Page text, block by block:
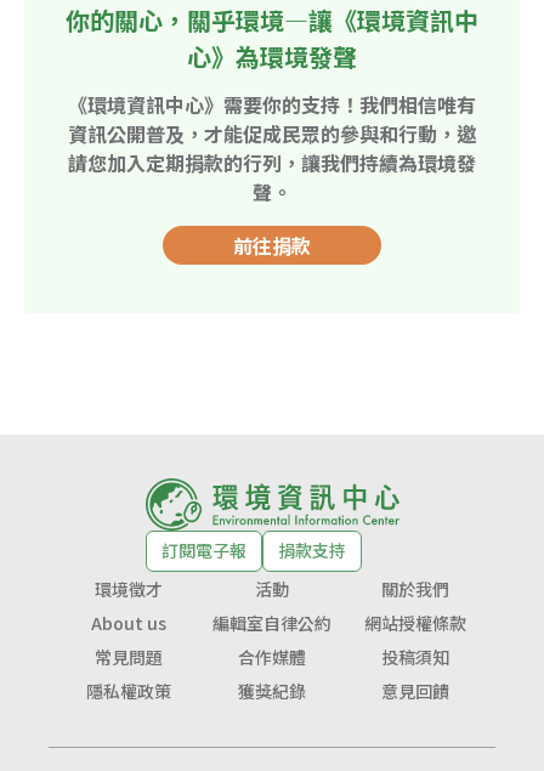
你的關心，關乎環境—讓《環境資訊中
心》為環境發聲
《環境資訊中心》需要你的支持！我們相信唯有
資訊公開普及，才能促成民眾的參與和行動，邀
請您加入定期捐款的行列，讓我們持續為環境發
聲。
前往捐款
訂閱電子報
捐款支持
環境徵才
活動
關於我們
About us
編輯室自律公約
網站授權條款
常見問題
合作媒體
投稿須知
隱私權政策
獲獎紀錄 意見回饋